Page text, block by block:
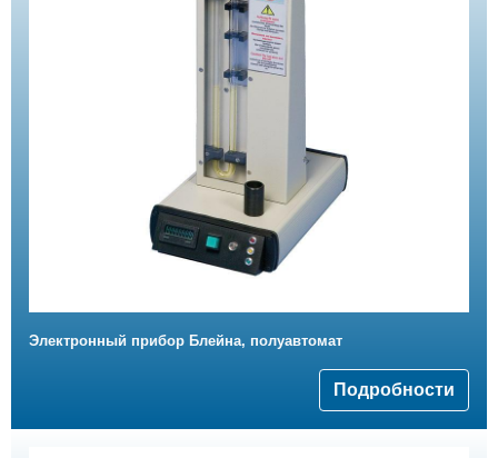
Электронный прибор Блейна, полуавтомат
Подробности